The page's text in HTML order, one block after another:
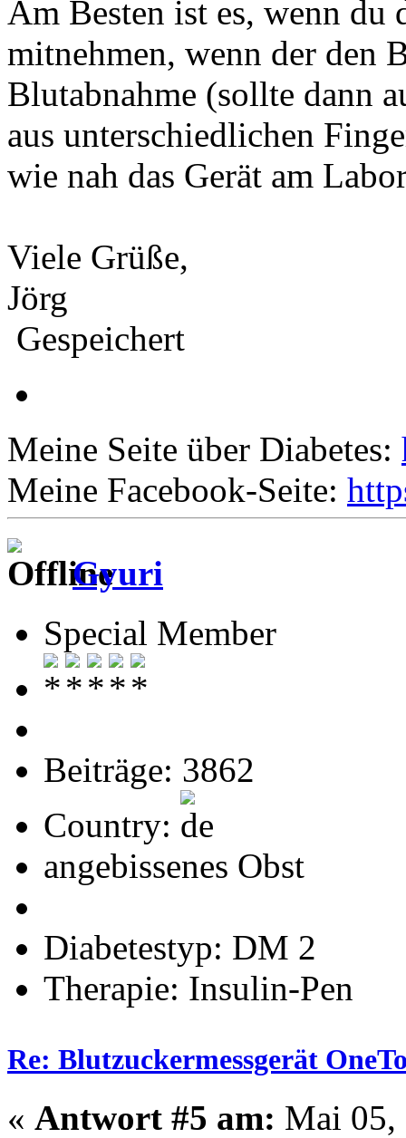
Am Besten ist es, wenn
mitnehmen, wenn der den
Blutabnahme (sollte dann
aus unterschiedlichen
wie nah das Gerät am
Viele Grüße,
Jörg
Gespeichert
Meine Seite über Diabetes:
Meine Facebook-Seite:
Gyuri
Special Member
Beiträge: 3862
Country:
angebissenes Obst
Diabetestyp: DM 2
Therapie: Insulin-Pen
Re: Blutzuckermessgerät
« Antwort #5 am: Mai 05,